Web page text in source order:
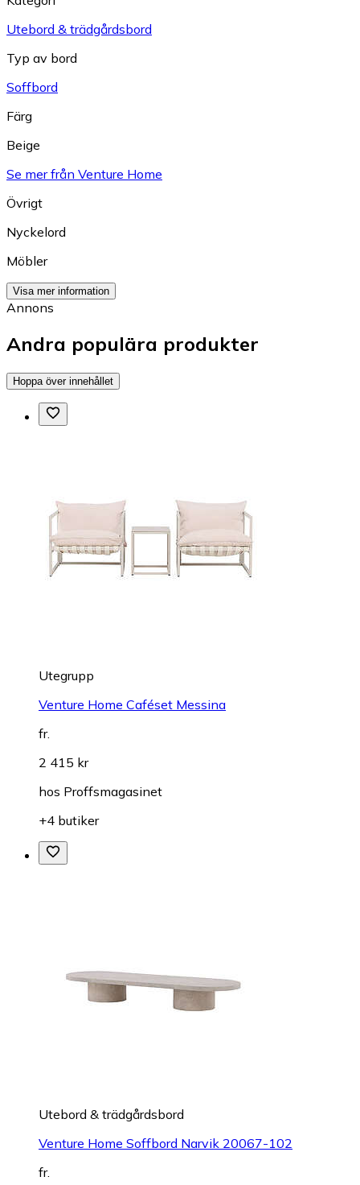
Utebord & trädgårdsbord
Typ av bord
Soffbord
Färg
Beige
Se mer från Venture Home
Övrigt
Nyckelord
Möbler
Visa mer information
Annons
Andra populära produkter
Hoppa över innehållet
Utegrupp
Venture Home Caféset Messina
fr.
2 415 kr
hos Proffsmagasinet
+4 butiker
Utebord & trädgårdsbord
Venture Home Soffbord Narvik 20067-102
fr.